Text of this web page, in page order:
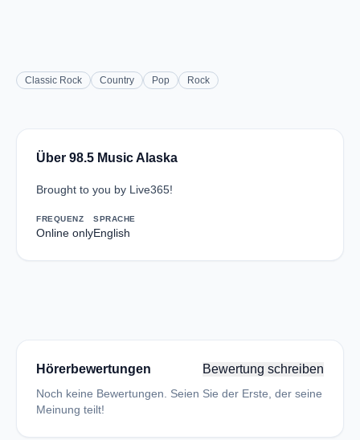
Classic Rock Country Pop Rock
Über 98.5 Music Alaska
Brought to you by Live365!
FREQUENZ
Online only
SPRACHE
English
Hörerbewertungen Bewertung schreiben
Noch keine Bewertungen. Seien Sie der Erste, der seine
Meinung teilt!